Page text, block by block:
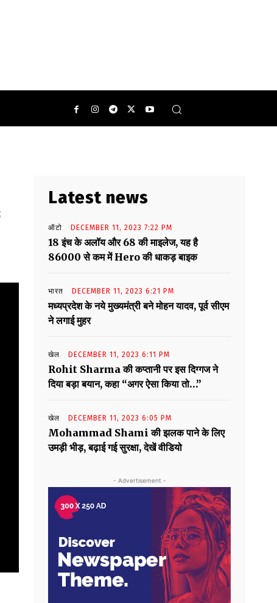
Latest news
ऑटो DECEMBER 11, 2023 7:22 PM
18 इंच के अलॉय और 68 की माइलेज, यह है
86000 से कम में Hero की धाकड़ बाइक
भारत DECEMBER 11, 2023 6:21 PM
मध्यप्रदेश के नये मुख्यमंत्री बने मोहन यादव, पूर्व सीएम
ने लगाई मुहर
खेल DECEMBER 11, 2023 6:11 PM
Rohit Sharma की कप्तानी पर इस दिग्गज ने
दिया बड़ा बयान, कहा “अगर ऐसा किया तो…”
खेल DECEMBER 11, 2023 6:05 PM
Mohammad Shami की झलक पाने के लिए
उमड़ी भीड़, बढ़ाई गई सुरक्षा, देखें वीडियो
- Advertisement -